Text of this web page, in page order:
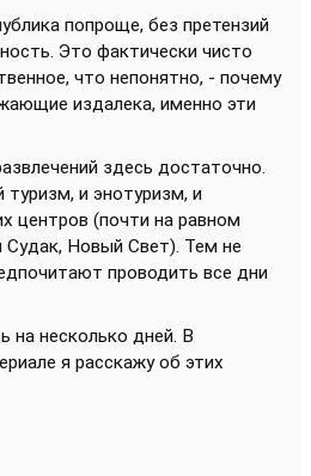
попроще, без претензий
Это фактически чисто
что непонятно, - почему
издалека, именно эти
здесь достаточно.
туризм, и энотуризм, и
центров (почти на равном
Судак, Новый Свет). Тем не
проводить все дни
на несколько дней. В
я расскажу об этих